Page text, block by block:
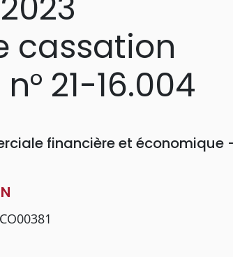
cassation
21-16.004
financière et économique